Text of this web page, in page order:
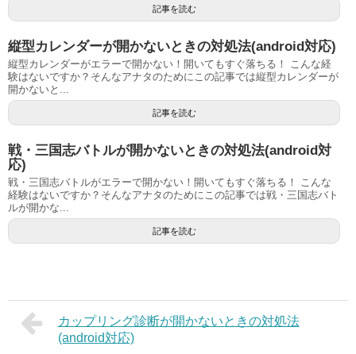
記事を読む
縦型カレンダーが開かないときの対処法(android対応)
縦型カレンダーがエラーで開かない！開いてもすぐ落ちる！ こんな経
験はないですか？そんなアナタのためにこの記事では縦型カレンダーが
開かないと...
記事を読む
戦・三国志バトルが開かないときの対処法(android対
応)
戦・三国志バトルがエラーで開かない！開いてもすぐ落ちる！ こんな
経験はないですか？そんなアナタのためにこの記事では戦・三国志バト
ルが開かな...
記事を読む
カップリング診断が開かないときの対処法
(android対応)